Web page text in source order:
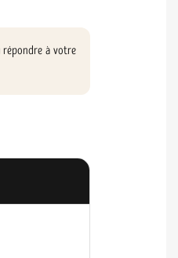
répondre à votre